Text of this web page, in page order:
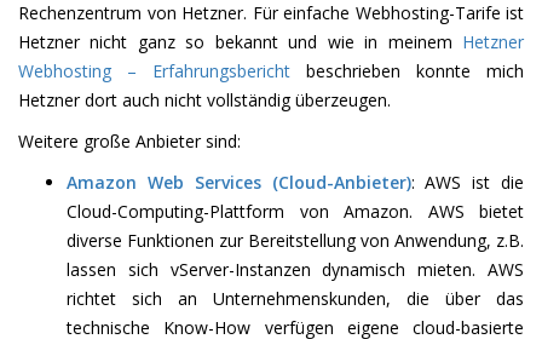
Rechenzentrum von Hetzner. Für einfache Webhosting-Tarife ist
Hetzner nicht ganz so bekannt und wie in meinem Hetzner
Webhosting – Erfahrungsbericht beschrieben konnte mich
Hetzner dort auch nicht vollständig überzeugen.
Weitere große Anbieter sind:
Amazon Web Services (Cloud-Anbieter): AWS ist die
Cloud-Computing-Plattform von Amazon. AWS bietet
diverse Funktionen zur Bereitstellung von Anwendung, z.B.
lassen sich vServer-Instanzen dynamisch mieten. AWS
richtet sich an Unternehmenskunden, die über das
technische Know-How verfügen eigene cloud-basierte